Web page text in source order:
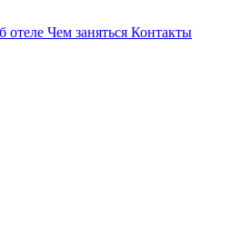
отеле Чем заняться Контакты